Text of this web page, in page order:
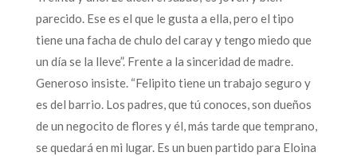
parecido. Ese es el que le gusta a ella, pero el tipo
tiene una facha de chulo del caray y tengo miedo que
un día se la lleve”. Frente a la sinceridad de madre.
Generoso insiste. “Felipito tiene un trabajo seguro y
es del barrio. Los padres, que tú conoces, son dueños
de un negocito de flores y él, más tarde que temprano,
se quedará en mi lugar. Es un buen partido para Eloina